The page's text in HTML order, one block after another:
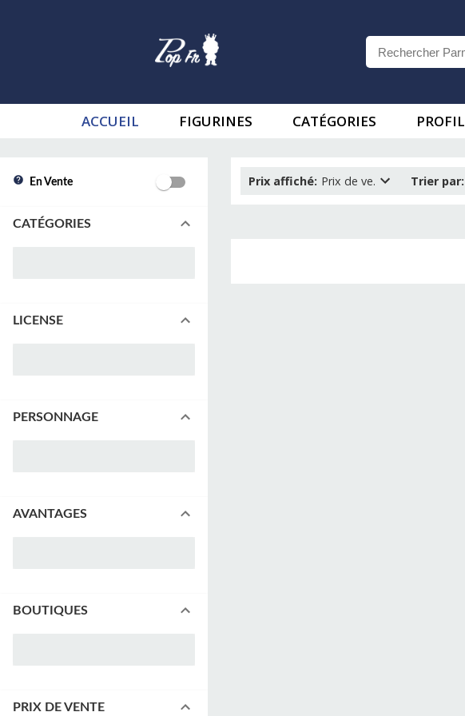
ACCUEIL FIGURINES CATÉGORIES PROFIL
En Vente
CATÉGORIES
LICENSE
PERSONNAGE
AVANTAGES
BOUTIQUES
PRIX DE VENTE
Prix affiché: Prix de ve. Trier par: